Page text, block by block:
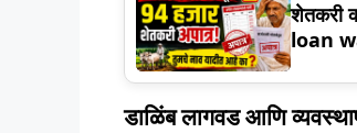
शेतकरी
loan
डाळिंब लागवड आणि